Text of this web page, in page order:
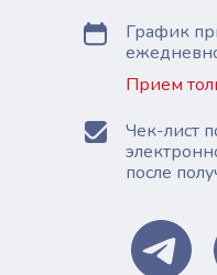
График
Прием
Чек-лист
после